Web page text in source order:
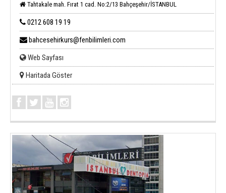
Tahtakale mah. Fırat 1 cad. No:2/13 Bahçeşehir/İSTANBUL
0212 608 19 19
bahcesehirkurs@fenbilimleri.com
Web Sayfası
Haritada Göster